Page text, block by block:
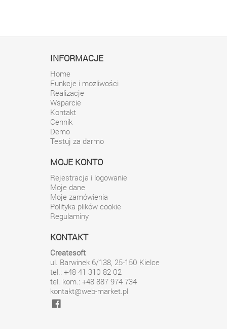
INFORMACJE
Home
Funkcje i mozliwości
Realizacje
Wsparcie
Kontakt
Cennik
Demo
Testuj za darmo
MOJE KONTO
Rejestracja i logowanie
Moje dane
Moje zamówienia
Polityka plików cookie
Regulaminy
KONTAKT
Createsoft
ul. Barwinek 6/138, 25-150 Kielce
tel.: +48 41 310 82 02
tel. kom.: +48 887 974 734
kontakt@web-market.pl